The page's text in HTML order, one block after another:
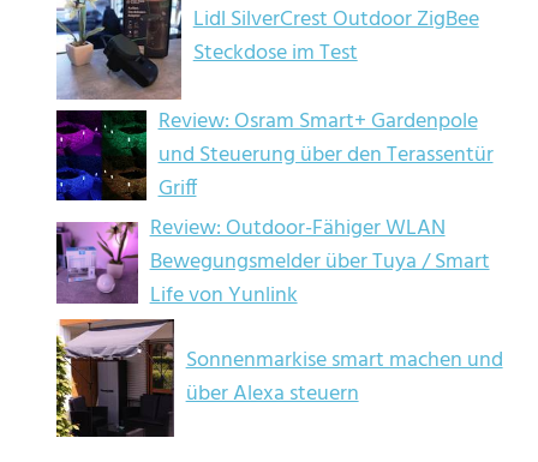
Lidl SilverCrest Outdoor ZigBee
Steckdose im Test
Review: Osram Smart+ Gardenpole
und Steuerung über den Terassentür
Griff
Review: Outdoor-Fähiger WLAN
Bewegungsmelder über Tuya / Smart
Life von Yunlink
Sonnenmarkise smart machen und
über Alexa steuern